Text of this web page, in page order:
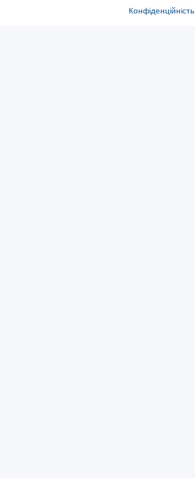
Конфіденційність